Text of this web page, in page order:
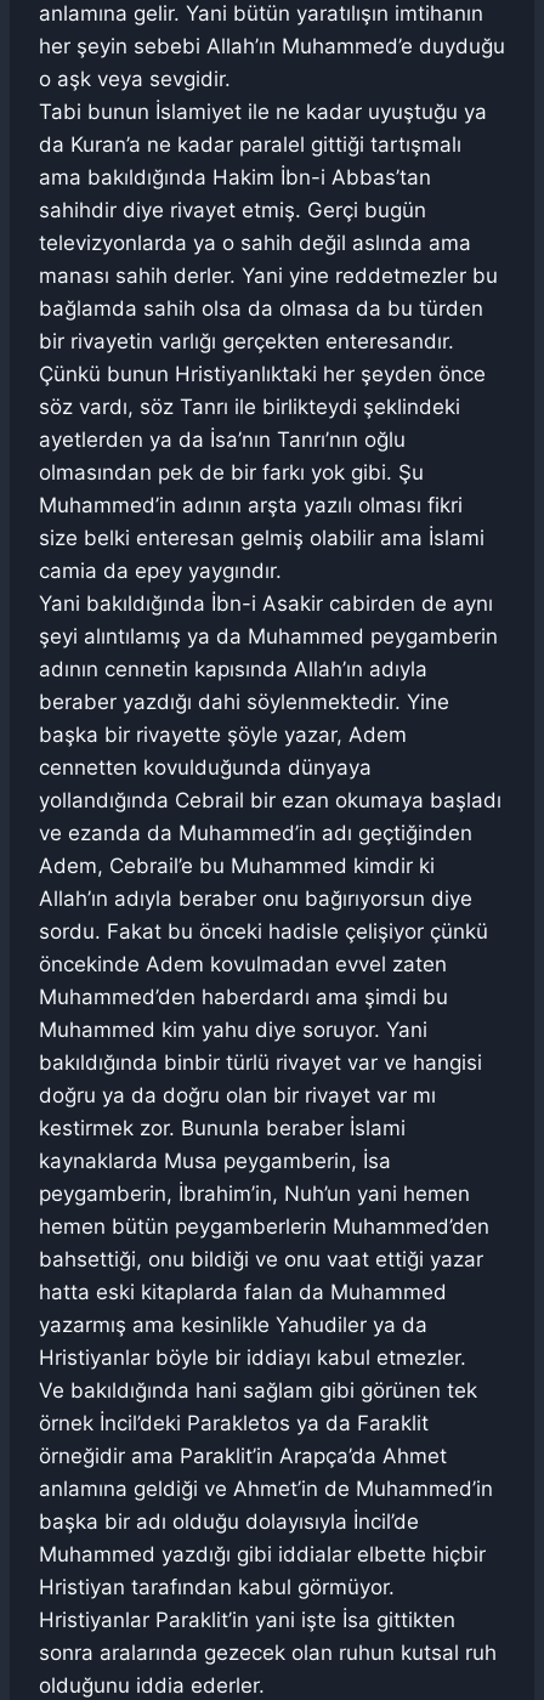
anlamına gelir. Yani bütün yaratılışın imtihanın
her şeyin sebebi Allah’ın Muhammed’e duyduğu
o aşk veya sevgidir.
Tabi bunun İslamiyet ile ne kadar uyuştuğu ya
da Kuran’a ne kadar paralel gittiği tartışmalı
ama bakıldığında Hakim İbn-i Abbas’tan
sahihdir diye rivayet etmiş. Gerçi bugün
televizyonlarda ya o sahih değil aslında ama
manası sahih derler. Yani yine reddetmezler bu
bağlamda sahih olsa da olmasa da bu türden
bir rivayetin varlığı gerçekten enteresandır.
Çünkü bunun Hristiyanlıktaki her şeyden önce
söz vardı, söz Tanrı ile birlikteydi şeklindeki
ayetlerden ya da İsa’nın Tanrı’nın oğlu
olmasından pek de bir farkı yok gibi. Şu
Muhammed’in adının arşta yazılı olması fikri
size belki enteresan gelmiş olabilir ama İslami
camia da epey yaygındır.
Yani bakıldığında İbn-i Asakir cabirden de aynı
şeyi alıntılamış ya da Muhammed peygamberin
adının cennetin kapısında Allah’ın adıyla
beraber yazdığı dahi söylenmektedir. Yine
başka bir rivayette şöyle yazar, Adem
cennetten kovulduğunda dünyaya
yollandığında Cebrail bir ezan okumaya başladı
ve ezanda da Muhammed’in adı geçtiğinden
Adem, Cebrail’e bu Muhammed kimdir ki
Allah’ın adıyla beraber onu bağırıyorsun diye
sordu. Fakat bu önceki hadisle çelişiyor çünkü
öncekinde Adem kovulmadan evvel zaten
Muhammed’den haberdardı ama şimdi bu
Muhammed kim yahu diye soruyor. Yani
bakıldığında binbir türlü rivayet var ve hangisi
doğru ya da doğru olan bir rivayet var mı
kestirmek zor. Bununla beraber İslami
kaynaklarda Musa peygamberin, İsa
peygamberin, İbrahim’in, Nuh’un yani hemen
hemen bütün peygamberlerin Muhammed’den
bahsettiği, onu bildiği ve onu vaat ettiği yazar
hatta eski kitaplarda falan da Muhammed
yazarmış ama kesinlikle Yahudiler ya da
Hristiyanlar böyle bir iddiayı kabul etmezler.
Ve bakıldığında hani sağlam gibi görünen tek
örnek İncil’deki Parakletos ya da Faraklit
örneğidir ama Paraklit’in Arapça’da Ahmet
anlamına geldiği ve Ahmet’in de Muhammed’in
başka bir adı olduğu dolayısıyla İncil’de
Muhammed yazdığı gibi iddialar elbette hiçbir
Hristiyan tarafından kabul görmüyor.
Hristiyanlar Paraklit’in yani işte İsa gittikten
sonra aralarında gezecek olan ruhun kutsal ruh
olduğunu iddia ederler.